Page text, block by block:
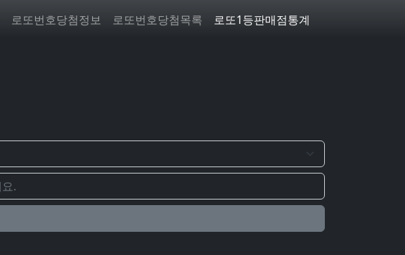
로또번호당첨정보 로또번호당첨목록 로또1등판매점통계